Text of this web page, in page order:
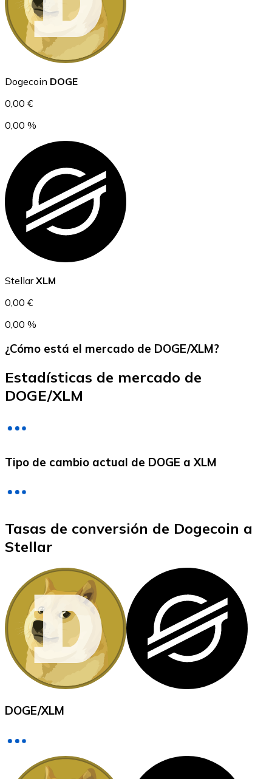
Ethereum
ETH
USD Coin
USDC
XRP
XRP
Ver todo
Efectivo
Añade fondos a tu cuenta Bitnovo o realiza compras
Dogecoin DOGE
0,00 €
0,00 %
Stellar XLM
0,00 €
0,00 %
¿Cómo está el mercado de DOGE/XLM?
Estadísticas de mercado de
DOGE/XLM
Tipo de cambio actual de DOGE a XLM
Tasas de conversión de Dogecoin a
Stellar
DOGE/XLM